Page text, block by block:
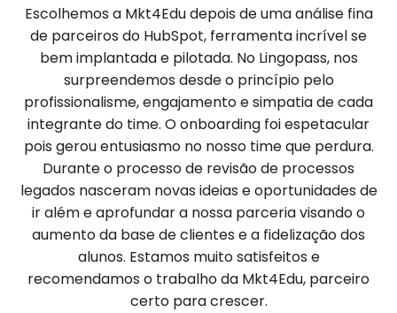
Escolhemos a Mkt4Edu depois de uma análise fina
de parceiros do HubSpot, ferramenta incrível se
bem implantada e pilotada. No Lingopass, nos
surpreendemos desde o princípio pelo
profissionalisme, engajamento e simpatia de cada
integrante do time. O onboarding foi espetacular
pois gerou entusiasmo no nosso time que perdura.
Durante o processo de revisão de processos
legados nasceram novas ideias e oportunidades de
ir além e aprofundar a nossa parceria visando o
aumento da base de clientes e a fidelização dos
alunos. Estamos muito satisfeitos e
recomendamos o trabalho da Mkt4Edu, parceiro
certo para crescer.